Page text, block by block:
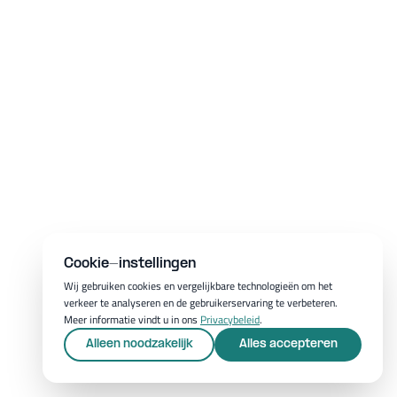
Cookie-instellingen
Wij gebruiken cookies en vergelijkbare technologieën om het
verkeer te analyseren en de gebruikerservaring te verbeteren.
Meer informatie vindt u in ons Privacybeleid.
Alleen noodzakelijk Alles accepteren